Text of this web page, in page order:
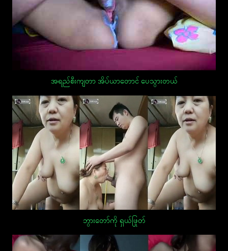
အရည်စီးကျတာ အိပ်ယာတောင် ပေသွားတယ်
ဘွားတော်ကို ရှယ်ဖြုတ်